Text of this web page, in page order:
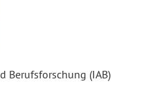
Berufsforschung (IAB)